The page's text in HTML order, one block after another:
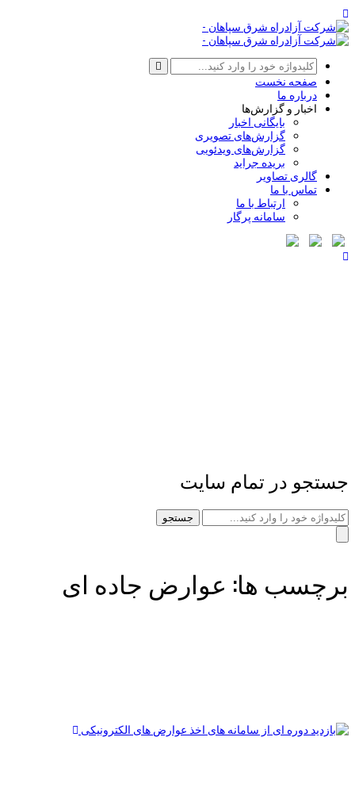
صفحه نخست
درباره ما
اخبار و گزارش‌ها
بایگانی اخبار
گزارش‌های تصویری
گزارش‌های ویدئویی
بریده جراید
گالری تصاویر
تماس با ما
ارتباط با ما
سامانه پرگار
جستجو در تمام سایت
جستجو
برچسب ها: عوارض جاده ای